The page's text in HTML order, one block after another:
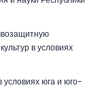
в условиях
юга и юго-